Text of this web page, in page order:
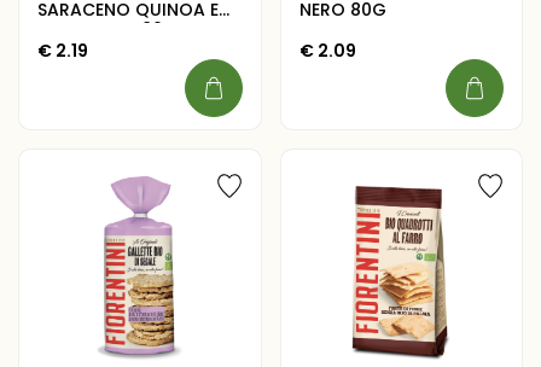
SARACENO QUINOA E
AMARANTO 80G
€ 2.19
NERO 80G
€2.09